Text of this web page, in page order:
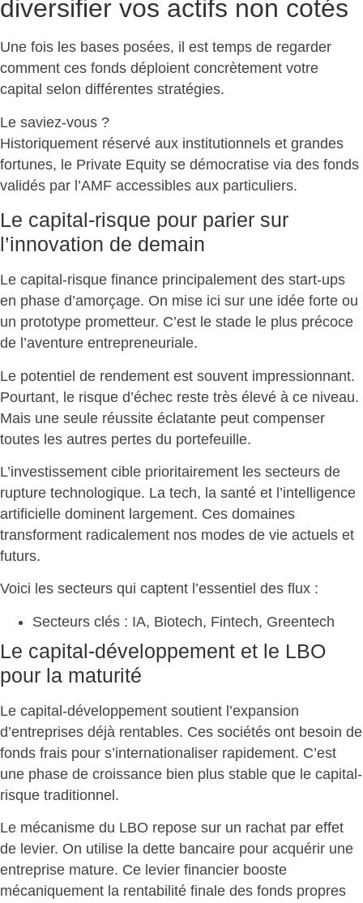
diversifier vos actifs non cotés
Une fois les bases posées, il est temps de regarder
comment ces fonds déploient concrètement votre
capital selon différentes stratégies.
Le saviez-vous ?
Historiquement réservé aux institutionnels et grandes
fortunes, le Private Equity se démocratise via des fonds
validés par l’AMF accessibles aux particuliers.
Le capital-risque pour parier sur
l’innovation de demain
Le capital-risque finance principalement des start-ups
en phase d’amorçage. On mise ici sur une idée forte ou
un prototype prometteur. C’est le stade le plus précoce
de l’aventure entrepreneuriale.
Le potentiel de rendement est souvent impressionnant.
Pourtant, le risque d’échec reste très élevé à ce niveau.
Mais une seule réussite éclatante peut compenser
toutes les autres pertes du portefeuille.
L’investissement cible prioritairement les secteurs de
rupture technologique. La tech, la santé et l’intelligence
artificielle dominent largement. Ces domaines
transforment radicalement nos modes de vie actuels et
futurs.
Voici les secteurs qui captent l’essentiel des flux :
Secteurs clés : IA, Biotech, Fintech, Greentech
Le capital-développement et le LBO
pour la maturité
Le capital-développement soutient l’expansion
d’entreprises déjà rentables. Ces sociétés ont besoin de
fonds frais pour s’internationaliser rapidement. C’est
une phase de croissance bien plus stable que le capital-
risque traditionnel.
Le mécanisme du LBO repose sur un rachat par effet
de levier. On utilise la dette bancaire pour acquérir une
entreprise mature. Ce levier financier booste
mécaniquement la rentabilité finale des fonds propres